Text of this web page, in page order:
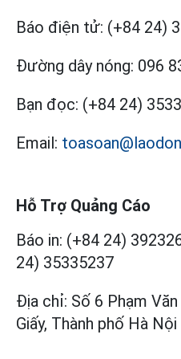
Báo điện tử: (+84 24)
Đường dây nóng: 096
Bạn đọc: (+84 24)
Email:
Hỗ Trợ Quảng Cáo
Báo in: (+84 24)
24) 35335237
Địa chỉ: Số 6 Phạm
Giấy, Thành phố Hà Nội